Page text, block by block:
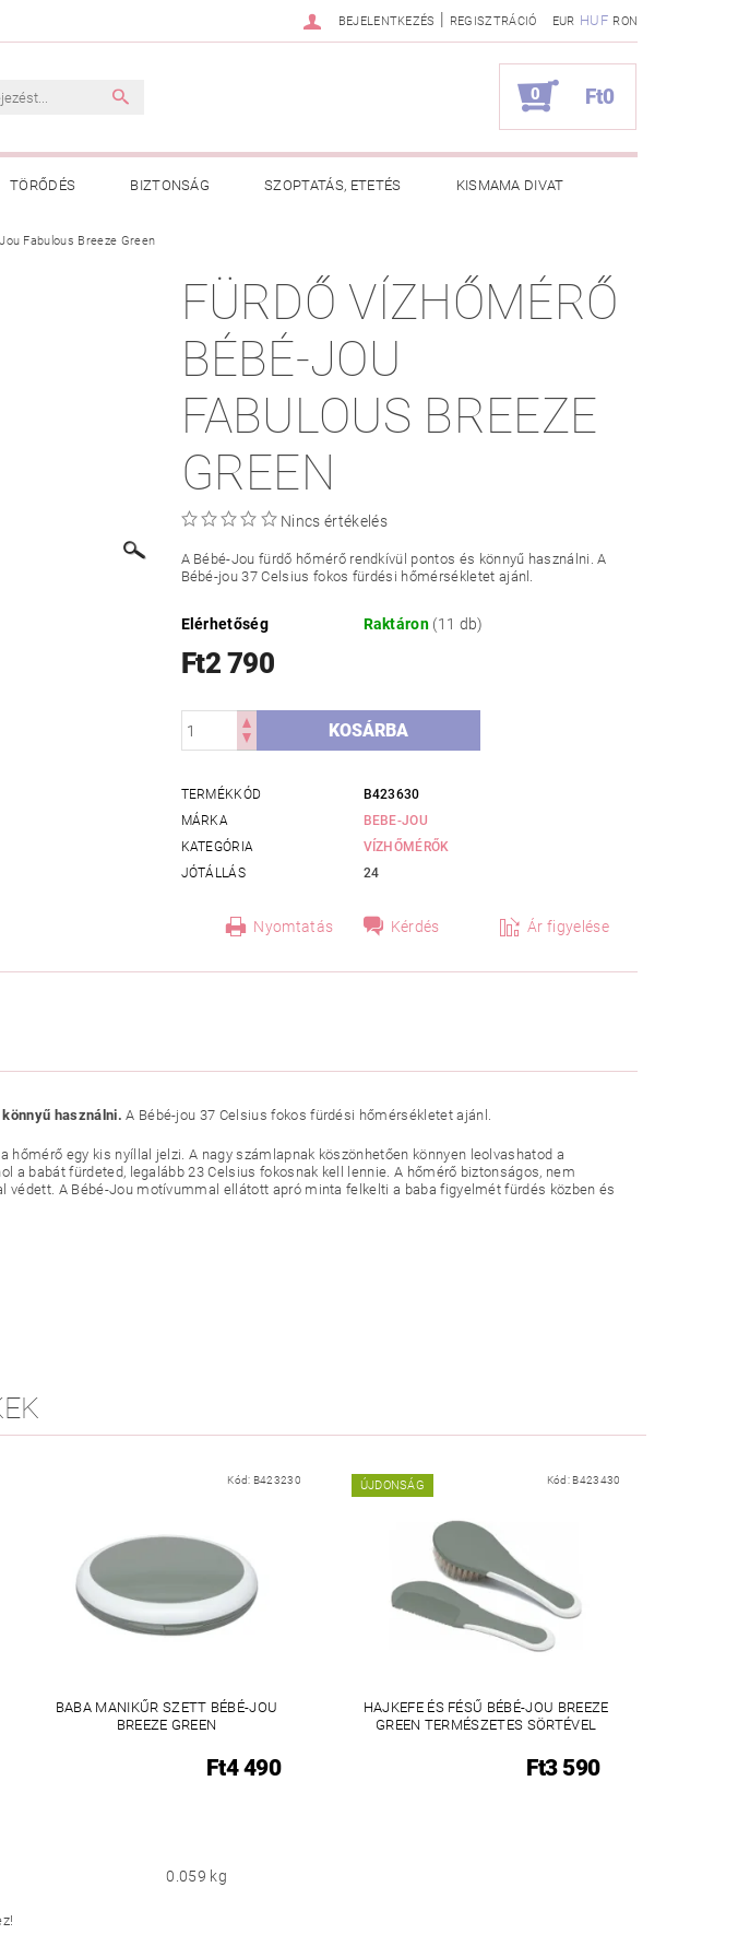
EUR HUF RON
BEJELENTKEZÉS | REGISZTRÁCIÓ
0 Ft0
TÖRŐDÉS BIZTONSÁG SZOPTATÁS, ETETÉS KISMAMA DIVAT
ADATKEZELÉSI TÁJÉKOZTATÓ
HASZNOS TANÁCSOK RENDELÉSEM
Fabulous Breeze Green
FÜRDŐ VÍZHŐMÉRŐ
BÉBÉ-JOU
FABULOUS BREEZE
GREEN
Nincs értékelés
A Bébé-Jou fürdő hőmérő rendkívül pontos és könnyű használni. A
Bébé-jou 37 Celsius fokos fürdési hőmérsékletet ajánl.
Elérhetőség Raktáron (11 db)
Ft2 790
TERMÉKKÓD
B423630
MÁRKA
BEBE-JOU
KATEGÓRIA
VÍZHŐMÉRŐK
JÓTÁLLÁS
24
Nyomtatás Kérdés Ár figyelése
használni. A Bébé-jou 37 Celsius fokos fürdési hőmérsékletet ajánl.
egy kis nyíllal jelzi. A nagy számlapnak köszönhetően könnyen leolvashatod a
a babát fürdeted, legalább 23 Celsius fokosnak kell lennie. A hőmérő biztonságos, nem
védett. A Bébé-Jou motívummal ellátott apró minta felkelti a baba figyelmét fürdés közben és
Kód: B423230
BABA MANIKŰR SZETT BÉBÉ-JOU
BREEZE GREEN
Ft4 490
ÚJDONSÁG Kód: B423430
HAJKEFE ÉS FÉSŰ BÉBÉ-JOU BREEZE
GREEN TERMÉSZETES SÖRTÉVEL
Ft3 590
0.059 kg